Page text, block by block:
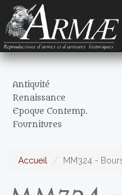
Antiquité
Renaissance
Epoque Contemp.
Fournitures
Accueil MM324 -